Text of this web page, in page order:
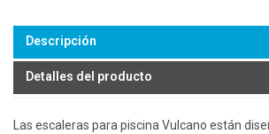
Descripción
Detalles del producto
Las escaleras para piscina Vulcano están